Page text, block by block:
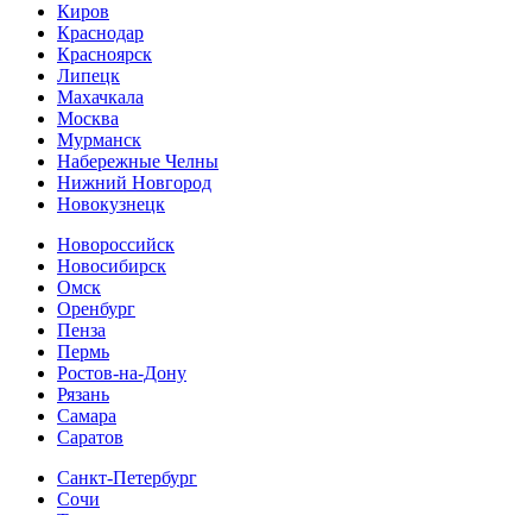
Киров
Краснодар
Красноярск
Липецк
Махачкала
Москва
Мурманск
Набережные Челны
Нижний Новгород
Новокузнецк
Новороссийск
Новосибирск
Омск
Оренбург
Пенза
Пермь
Ростов-на-Дону
Рязань
Самара
Cаратов
Санкт-Петербург
Сочи